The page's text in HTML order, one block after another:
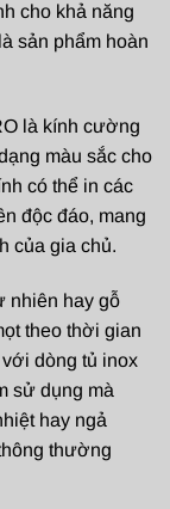
cho khả năng
sản phẩm hoàn
là kính cường
màu sắc cho
có thể in các
độc đáo, mang
của gia chủ.
nhiên hay gỗ
theo thời gian
dòng tủ inox
sử dụng mà
hay ngả
thường